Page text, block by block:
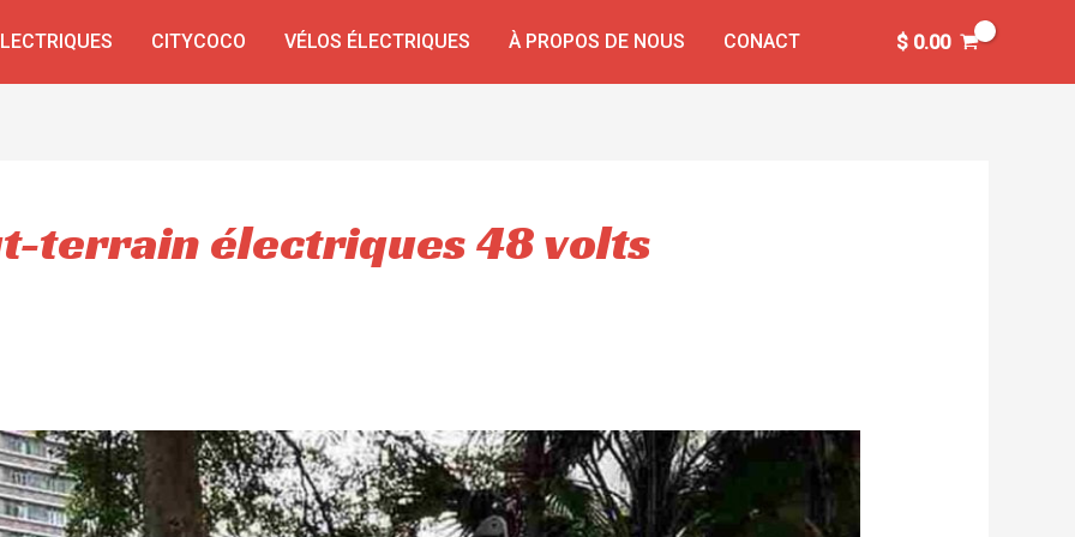
CITYCOCO VÉLOS ÉLECTRIQUES À PROPOS DE NOUS CONACT $0.00
terrain électriques 48 volts